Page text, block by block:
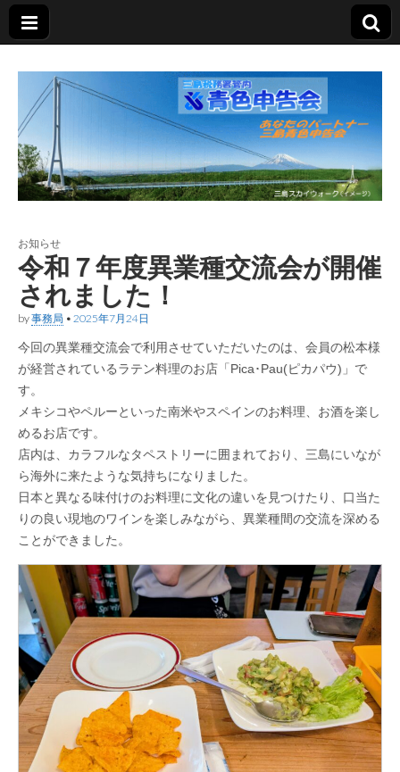
三島青色申告会
お知らせ
令和７年度異業種交流会が開催
されました！
by事務局 • 2025年7月24日
今回の異業種交流会で利用させていただいたのは、会員の松本様
が経営されているラテン料理のお店「Pica･Pau(ピカパウ)」で
す。
メキシコやペルーといった南米やスペインのお料理、お酒を楽し
めるお店です。
店内は、カラフルなタペストリーに囲まれており、三島にいなが
ら海外に来たような気持ちになりました。
日本と異なる味付けのお料理に文化の違いを見つけたり、口当た
りの良い現地のワインを楽しみながら、異業種間の交流を深める
ことができました。